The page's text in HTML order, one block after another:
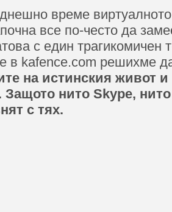
време
все по-често да
с един трагикомичен
в kafence.com решихме
на истинския живот и
нито Skype,
с тях.